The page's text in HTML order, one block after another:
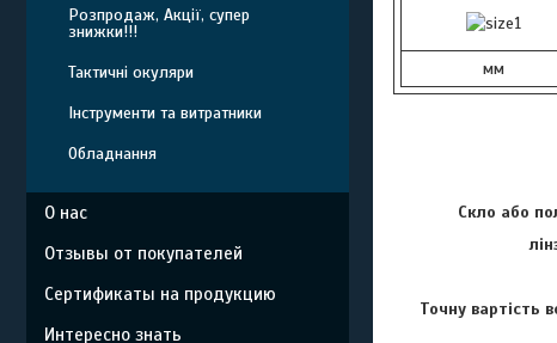
мм
Скло або
Точну вартість
Розпродаж, Акції, супер
знижки!!!
Тактичні окуляри
Інструменти та витратники
Обладнання
О нас
Отзывы от покупателей
Сертификаты на продукцию
Интересно знать